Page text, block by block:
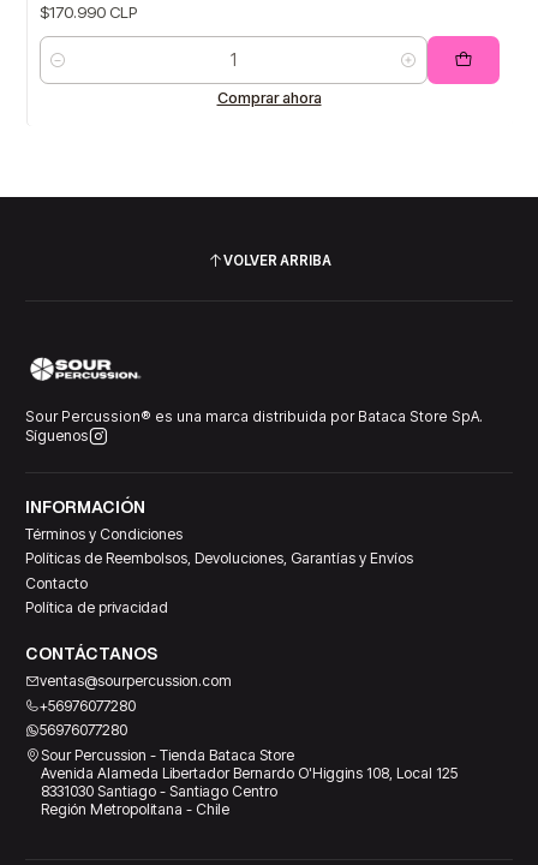
$170.990 CLP
Cantidad
Comprar ahora
VOLVER ARRIBA
Sour Percussion® es una marca distribuida por Bataca Store SpA.
Síguenos
INFORMACIÓN
Términos y Condiciones
Políticas de Reembolsos, Devoluciones, Garantías y Envíos
Contacto
Política de privacidad
CONTÁCTANOS
ventas@sourpercussion.com
+56976077280
56976077280
Sour Percussion - Tienda Bataca Store
Avenida Alameda Libertador Bernardo O'Higgins 108, Local 125
8331030 Santiago - Santiago Centro
Región Metropolitana - Chile